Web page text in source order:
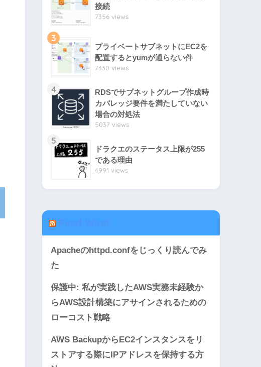
接続
7356 views
3
プライベートサブネットにEC2を
配置するとyumが通らない件
7330 views
4
RDSでサブネットグループ作成時
カバレッジ要件を満たしていない
場合の対処法
5037 views
5
ドラクエのステータス上限が255
である理由
4991 views
Apacheのhttpd.confをじっくり読んでみ
た
保護中: 私が実践したAWS実務未経験か
らAWS設計構築にアサインされるための
ローコスト戦略
AWS BackupからEC2インスタンスをリ
ストアする際にIPアドレスを保持する方